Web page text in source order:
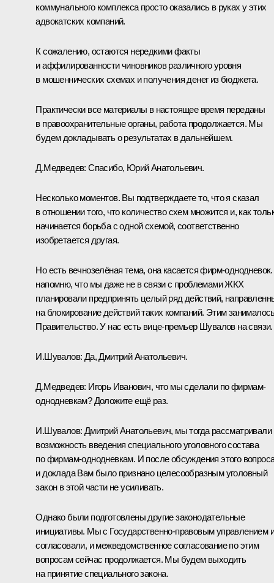
коммунального комплекса просто оказались в руках у этих
адвокатских компаний.
К сожалению, остаются нередкими факты
и аффилированности чиновников различного уровня
в мошеннических схемах и получения денег из бюджета.
Практически все материалы в настоящее время переданы
в правоохранительные органы, работа продолжается. Мы
будем докладывать о результатах в дальнейшем.
Д.Медведев: Спасибо, Юрий Анатольевич.
Несколько моментов. Вы подтверждаете то, что я сказал
в отношении того, что количество схем множится и, как
начинается борьба с одной схемой, соответственно
изобретается другая.
Но есть вечнозелёная тема, она касается фирм-
напомню, что мы даже не в связи с проблемами ЖКХ
планировали предпринять целый ряд действий,
на блокирование действий таких компаний. Этим
Правительство. У нас есть вице-премьер Шувалов на связи.
И.Шувалов: Да, Дмитрий Анатольевич.
Д.Медведев: Игорь Иванович, что мы сделали по фирмам-
однодневкам? Доложите ещё раз.
И.Шувалов: Дмитрий Анатольевич, мы тогда рассматривали
возможность введения специального уголовного состава
по фирмам-однодневкам. И после обсуждения этого
и доклада Вам было признано целесообразным уголовный
закон в этой части не усиливать.
Однако были подготовлены другие законодательные
инициативы. Мы с Государственно-правовым управлением
согласовали, и межведомственное согласование по этим
вопросам сейчас продолжается. Мы будем выходить
на принятие специального закона.